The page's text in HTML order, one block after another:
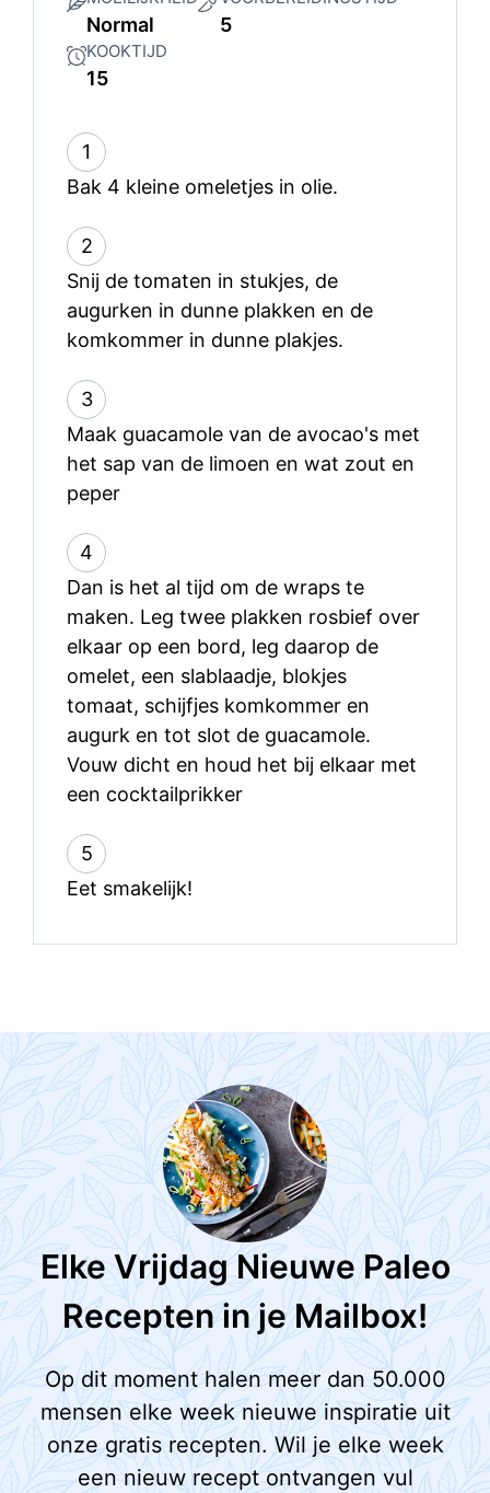
Normal 5
KOOKTIJD
15
1
Bak 4 kleine omeletjes in olie.
2
Snij de tomaten in stukjes, de
augurken in dunne plakken en de
komkommer in dunne plakjes.
3
Maak guacamole van de avocao's met
het sap van de limoen en wat zout en
peper
4
Dan is het al tijd om de wraps te
maken. Leg twee plakken rosbief over
elkaar op een bord, leg daarop de
omelet, een slablaadje, blokjes
tomaat, schijfjes komkommer en
augurk en tot slot de guacamole.
Vouw dicht en houd het bij elkaar met
een cocktailprikker
5
Eet smakelijk!
Elke Vrijdag Nieuwe Paleo
Recepten in je Mailbox!
Op dit moment halen meer dan 50.000
mensen elke week nieuwe inspiratie uit
onze gratis recepten. Wil je elke week
een nieuw recept ontvangen vul